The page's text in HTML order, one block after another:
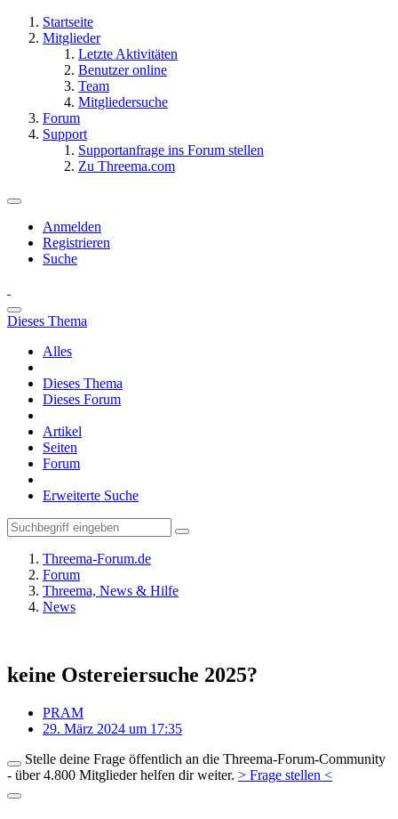
Startseite
Mitglieder
Letzte Aktivitäten
Benutzer online
Team
Mitgliedersuche
Forum
Support
Supportanfrage ins Forum stellen
Zu Threema.com
Anmelden
Registrieren
Suche
Dieses Thema
Alles
Dieses Thema
Dieses Forum
Artikel
Seiten
Forum
Erweiterte Suche
Threema-Forum.de
Forum
Threema, News & Hilfe
News
keine Ostereiersuche 2025?
PRAM
29. März 2024 um 17:35
Stelle deine Frage öffentlich an die Threema-Forum-Community
- über 4.800 Mitglieder helfen dir weiter. > Frage stellen <